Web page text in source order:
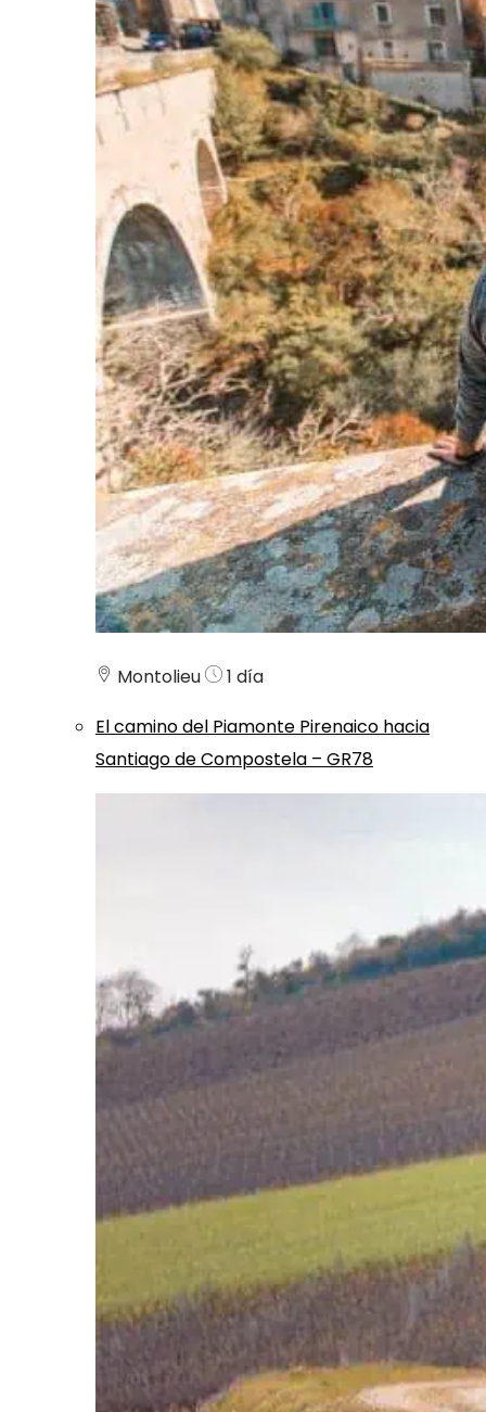
Montolieu
1 día
El camino del Piamonte Pirenaico hacia
Santiago de Compostela – GR78